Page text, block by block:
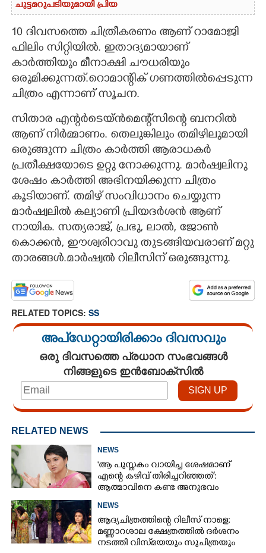
ചുട്ടമറുപടിയുമായി പ്രിയ
10 ദിവസത്തെ ചിത്രീകരണം ആണ് റാമോജി
ഫിലിം സിറ്റിയിൽ. ഇതാദ്യമായാണ്
കാർത്തിയും മീനാക്ഷി ചൗധരിയും
ഒരുമിക്കുന്നത്.റൊമാന്റിക് ഗണത്തിൽപ്പെടുന്ന
ചിത്രം എന്നാണ് സൂചന.
സിതാര എന്റർടെയ്ൻമെന്റ്സിന്റെ ബനറിൽ
ആണ് നിർമ്മാണം. തെലുങ്കിലും തമിഴിലുമായി
ഒരുങ്ങുന്ന ചിത്രം കാർത്തി ആരാധകർ
പ്രതീക്ഷയോടെ ഉറ്റു നോക്കുന്നു. മാർഷ്വലിനു
ശേഷം കാർത്തി അഭിനയിക്കുന്ന ചിത്രം
കൂടിയാണ്. തമിഴ് സംവിധാനം ചെയ്യുന്ന
മാർഷ്വലിൽ കല്യാണി പ്രിയദർശൻ ആണ്
നായിക. സത്യരാജ്, പ്രഭു, ലാൽ, ജോൺ
കൊക്കൻ, ഈശ്വരിറാവു തുടങ്ങിയവരാണ് മറ്റു
താരങ്ങൾ.മാർഷ്വൽ റിലീസിന് ഒരുങ്ങുന്നു.
RELATED TOPICS: SS
അപ്ഡേറ്റായിരിക്കാം ദിവസവും
ഒരു ദിവസത്തെ പ്രധാന സംഭവങ്ങൾ
നിങ്ങളുടെ ഇൻബോക്സിൽ
RELATED NEWS
NEWS
'ആ പുസ്തകം വായിച്ച ശേഷമാണ്
എന്റെ കഴിവ് തിരിച്ചറിഞ്ഞത്':
ആത്മാവിനെ കണ്ട അനുഭവം
NEWS
ആദ്യചിത്രത്തിന്റെ റിലീസ് നാളെ;
മണ്ണാറശാല ക്ഷേത്രത്തിൽ ദർശനം
നടത്തി വിസ്‌മയയും സുചിത്രയും